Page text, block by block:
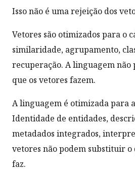
Isso não é uma rejeição dos
Vetores são otimizados para o
similaridade, agrupamento,
recuperação. A linguagem não
que os vetores fazem.
A linguagem é otimizada para
Identidade de entidades,
metadados integrados,
vetores não podem substituir
faz.